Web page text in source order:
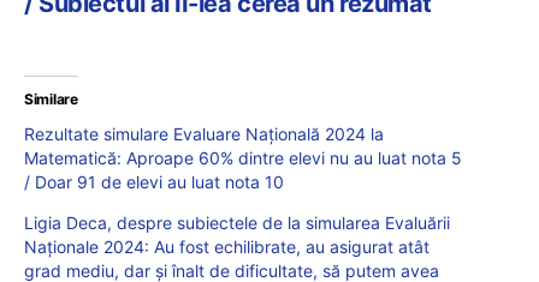
Similare
Rezultate simulare Evaluare Națională 2024 la
Matematică: Aproape 60% dintre elevi nu au luat nota 5
/ Doar 91 de elevi au luat nota 10
Ligia Deca, despre subiectele de la simularea Evaluării
Naționale 2024: Au fost echilibrate, au asigurat atât
grad mediu, dar și înalt de dificultate, să putem avea